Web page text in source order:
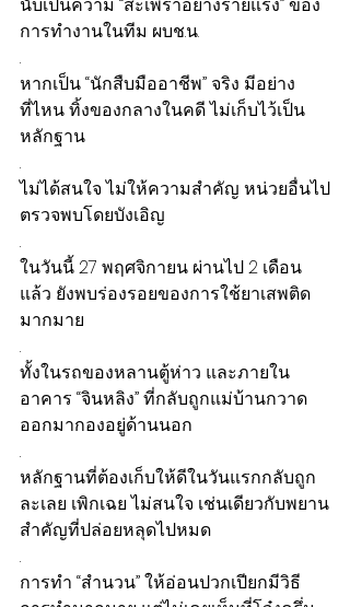
การทำงานในทีม ผบช.น.
.
หากเป็น “นักสืบมืออาชีพ” จริง มีอย่าง
ที่ไหน ทิ้งของกลางในคดี ไม่เก็บไว้เป็น
หลักฐาน
.
ไม่ได้สนใจ ไม่ให้ความสำคัญ หน่วยอื่นไป
ตรวจพบโดยบังเอิญ
.
ในวันนี้ 27 พฤศจิกายน ผ่านไป 2 เดือน
แล้ว ยังพบร่องรอยของการใช้ยาเสพติด
มากมาย
.
ทั้งในรถของหลานตู้ห่าว และภายใน
อาคาร “จินหลิง” ที่กลับถูกแม่บ้านกวาด
ออกมากองอยู่ด้านนอก
.
หลักฐานที่ต้องเก็บให้ดีในวันแรกกลับถูก
ละเลย เพิกเฉย ไม่สนใจ เช่นเดียวกับพยาน
สำคัญที่ปล่อยหลุดไปหมด
.
การทำ “สำนวน” ให้อ่อนปวกเปียกมีวิธี